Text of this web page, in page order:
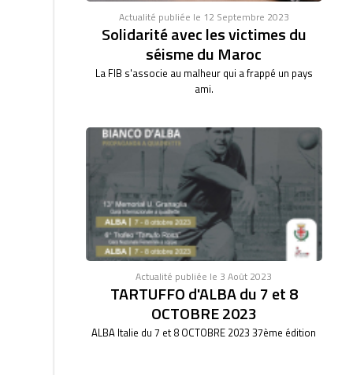
Actualité publiée le 12 Septembre 2023
Solidarité avec les victimes du
séisme du Maroc
La FIB s'associe au malheur qui a frappé un pays
ami.
Actualité publiée le 3 Août 2023
TARTUFFO d'ALBA du 7 et 8
OCTOBRE 2023
ALBA Italie du 7 et 8 OCTOBRE 2023 37ème édition